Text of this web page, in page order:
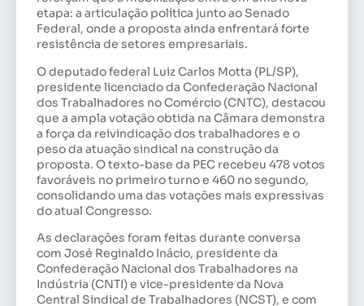
etapa: a articulação política junto ao Senado
Federal, onde a proposta ainda enfrentará forte
resistência de setores empresariais.
O deputado federal Luiz Carlos Motta (PL/SP),
presidente licenciado da Confederação Nacional
dos Trabalhadores no Comércio (CNTC), destacou
que a ampla votação obtida na Câmara demonstra
a força da reivindicação dos trabalhadores e o
peso da atuação sindical na construção da
proposta. O texto-base da PEC recebeu 478 votos
favoráveis no primeiro turno e 460 no segundo,
consolidando uma das votações mais expressivas
do atual Congresso.
As declarações foram feitas durante conversa
com José Reginaldo Inácio, presidente da
Confederação Nacional dos Trabalhadores na
Indústria (CNTI) e vice-presidente da Nova
Central Sindical de Trabalhadores (NCST), e com